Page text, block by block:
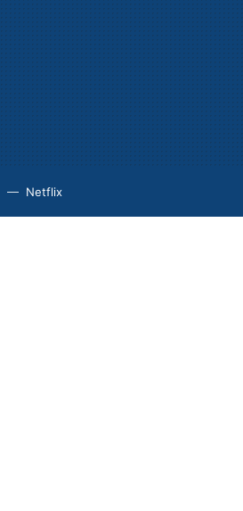
Netflix